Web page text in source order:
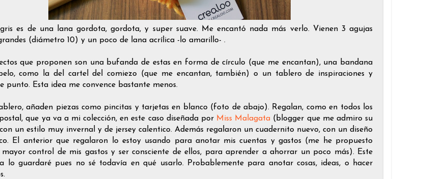
es de una lana gordota, gordota, y super suave. Me encantó nada más verlo. Vienen 3 agujas
(diámetro 10) y un poco de lana acrílica -lo amarillo- .
que proponen son una bufanda de estas en forma de círculo (que me encantan), una bandana
como la del cartel del comiezo (que me encantan, también) o un tablero de inspiraciones y
punto. Esta idea me convence bastante menos.
añaden piezas como pincitas y tarjetas en blanco (foto de abajo). Regalan, como en todos los
que ya va a mi colección, en este caso diseñada por Miss Malagata (blogger que me admiro su
un estilo muy invernal y de jersey calentico. Además regalaron un cuadernito nuevo, con un diseño
El anterior que regalaron lo estoy usando para anotar mis cuentas y gastos (me he propuesto
mayor control de mis gastos y ser consciente de ellos, para aprender a ahorrar un poco más). Este
lo guardaré pues no sé todavía en qué usarlo. Probablemente para anotar cosas, ideas, o hacer